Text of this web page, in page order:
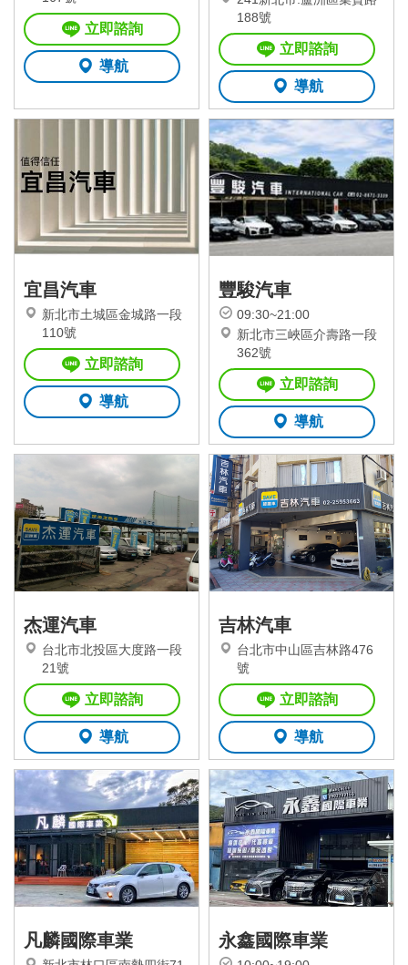
立即諮詢
導航
188號
立即諮詢
導航
宜昌汽車
新北市土城區金城路一段
110號
立即諮詢
導航
豐駿汽車
09:30~21:00
新北市三峽區介壽路一段
362號
立即諮詢
導航
杰運汽車
台北市北投區大度路一段
21號
立即諮詢
導航
吉林汽車
台北市中山區吉林路476
號
立即諮詢
導航
凡麟國際車業 永鑫國際車業